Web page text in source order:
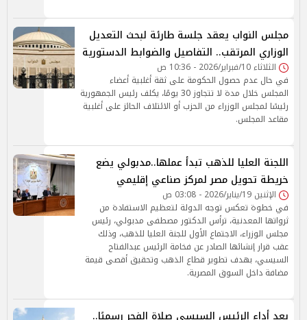
مجلس النواب يعقد جلسة طارئة لبحث التعديل
الوزاري المرتقب.. التفاصيل والضوابط الدستورية
الثلاثاء 10/فبراير/2026 - 10:36 ص
في حال عدم حصول الحكومة على ثقة أغلبية أعضاء
المجلس خلال مدة لا تتجاوز 30 يومًا، يكلف رئيس الجمهورية
رئيسًا لمجلس الوزراء من الحزب أو الائتلاف الحائز على أغلبية
مقاعد المجلس.
اللجنة العليا للذهب تبدأ عملها..مدبولي يضع
خريطة تحويل مصر لمركز صناعي إقليمي
الإثنين 19/يناير/2026 - 03:08 ص
في خطوة تعكس توجه الدولة لتعظيم الاستفادة من
ثرواتها المعدنية، ترأس الدكتور مصطفى مدبولي، رئيس
مجلس الوزراء، الاجتماع الأول للجنة العليا للذهب، وذلك
عقب قرار إنشائها الصادر عن فخامة الرئيس عبدالفتاح
السيسي، بهدف تطوير قطاع الذهب وتحقيق أقصى قيمة
مضافة داخل السوق المصرية.
بعد أداء الرئيس السيسي صلاة الفجر رسميًا..